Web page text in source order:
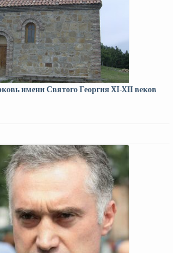
имени Святого Георгия XI-XII веков